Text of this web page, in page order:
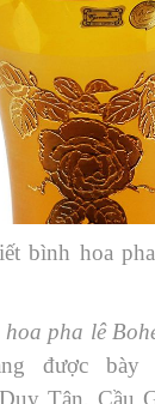
bình hoa
hoa pha lê
được